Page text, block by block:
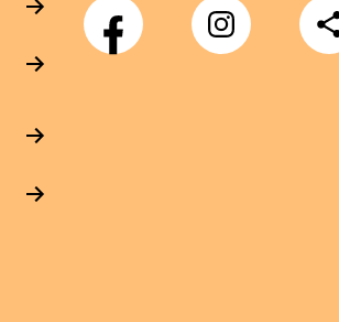
Facebook
Instagram
DRV
Nachwuchskräfte
Teilen